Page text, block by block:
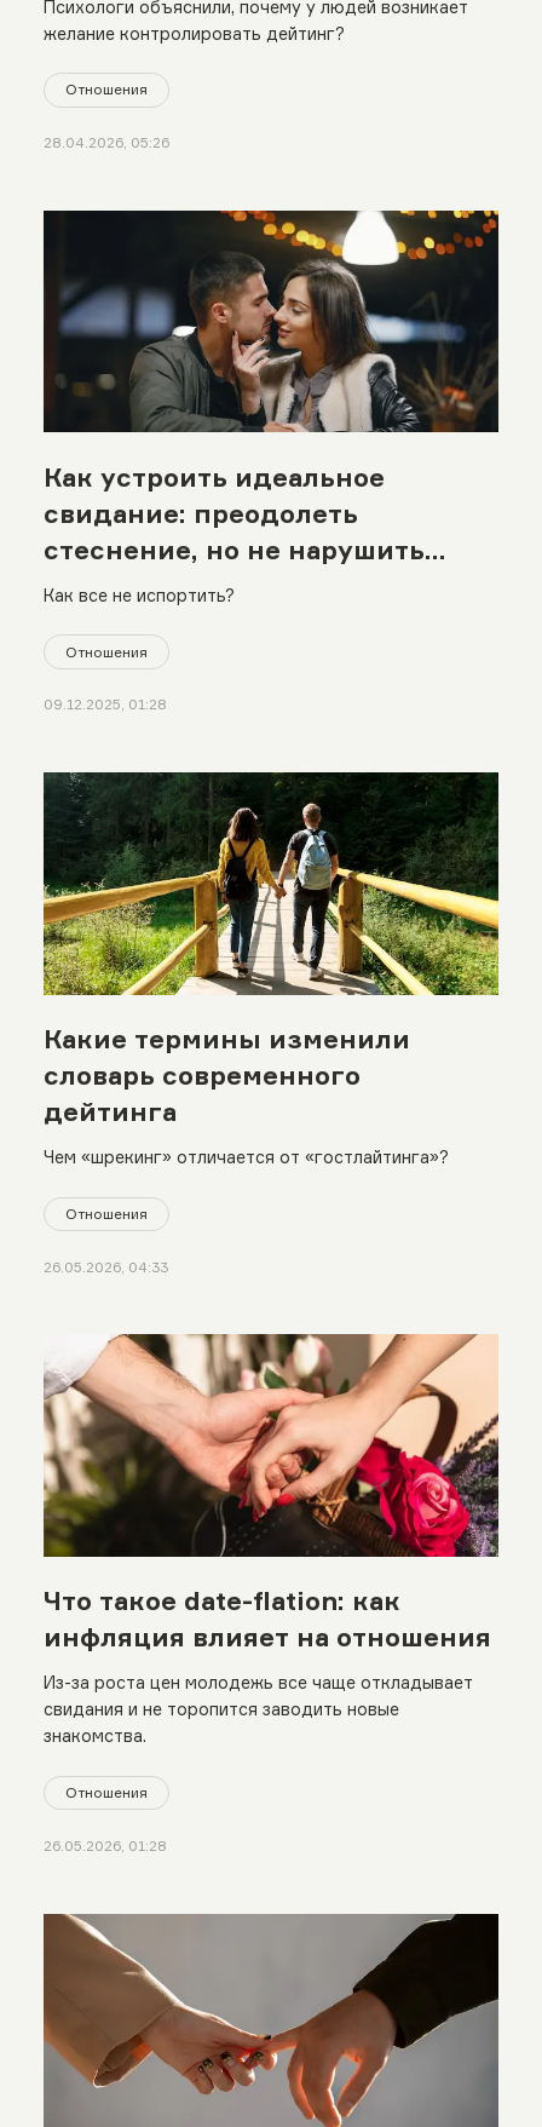
Психологи объяснили, почему у людей возникает
желание контролировать дейтинг?
Отношения
28.04.2026, 05:26
Как устроить идеальное
свидание: преодолеть
стеснение, но не нарушить
личные границы
Как все не испортить?
Отношения
09.12.2025, 01:28
Какие термины изменили
словарь современного
дейтинга
Чем «шрекинг» отличается от «гостлайтинга»?
Отношения
26.05.2026, 04:33
Что такое date-flation: как
инфляция влияет на отношения
Из-за роста цен молодежь все чаще откладывает
свидания и не торопится заводить новые
знакомства.
Отношения
26.05.2026, 01:28